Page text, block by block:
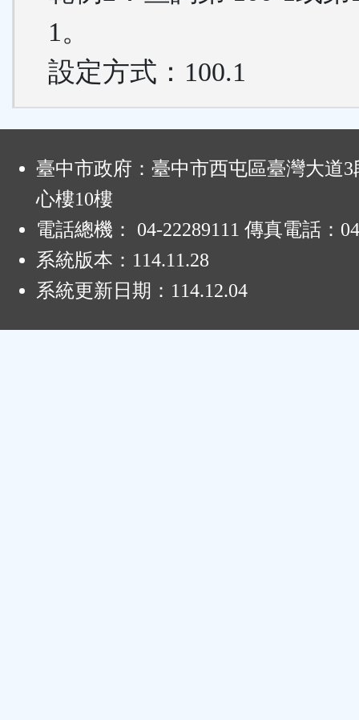
1。
設定方式：100.1
臺中市政府：臺中市西屯區臺灣大道3
心樓10樓
電話總機： 04-22289111 傳真電話：
系統版本： 114.11.28
系統更新日期： 114.12.04